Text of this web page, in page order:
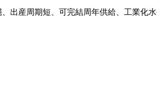
出産周期短、可完結周年供給、工業化